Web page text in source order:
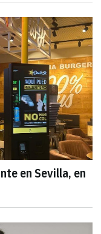
en Sevilla, en